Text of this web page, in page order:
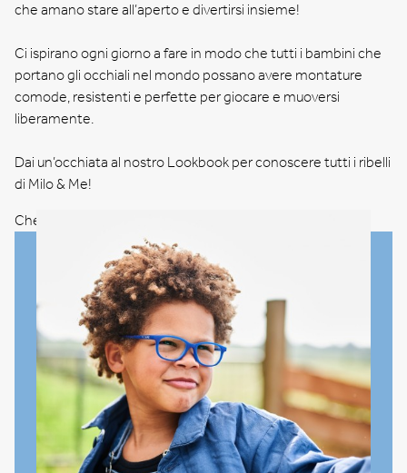
che amano stare all’aperto e divertirsi insieme!
Ci ispirano ogni giorno a fare in modo che tutti i bambini che
portano gli occhiali nel mondo possano avere montature
comode, resistenti e perfette per giocare e muoversi
liberamente.
Dai un’occhiata al nostro Lookbook per conoscere tutti i ribelli
di Milo & Me!
Check our lookbook